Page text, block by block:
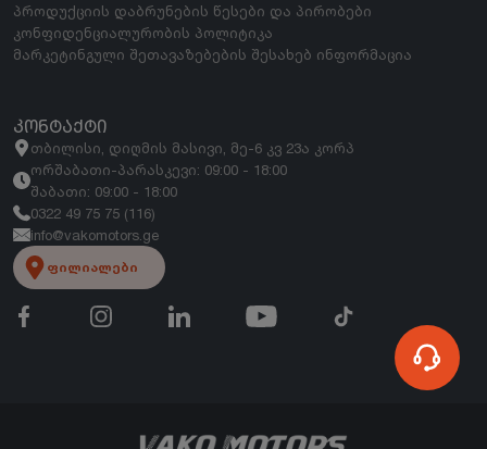
პროდუქციის დაბრუნების წესები და პირობები
კონფიდენციალურობის პოლიტიკა
მარკეტინგული შეთავაზებების შესახებ ინფორმაცია
ᲙᲝᲜᲢᲐᲥᲢᲘ
თბილისი, დიღმის მასივი, მე-6 კვ 23ა კორპ
ორშაბათი-პარასკევი: 09:00 - 18:00
შაბათი: 09:00 - 18:00
0322 49 75 75 (116)
info@vakomotors.ge
ფილიალები